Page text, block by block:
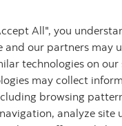
conseiller
vous
All", you
and our partners may
technologies on our
may collect
browsing
analyze site